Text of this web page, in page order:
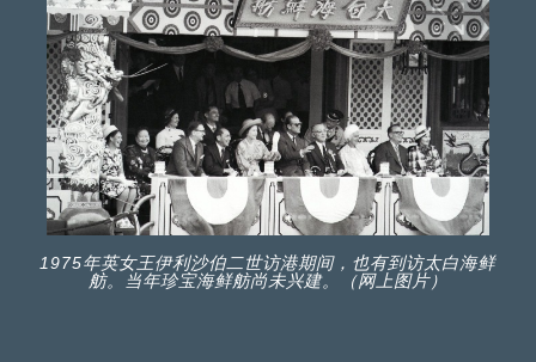
1975年英女王伊利沙伯二世访港期间，也有到访太白海鲜
舫。当年珍宝海鲜舫尚未兴建。（网上图片）